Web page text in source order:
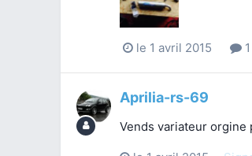
le 1 avril 2015
Aprilia-rs-69
Vends variateur orgine